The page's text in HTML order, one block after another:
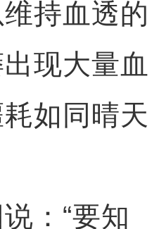
持血透的
现大量血
如同晴天
：“要知